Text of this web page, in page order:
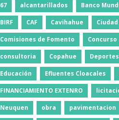
67 alcantarillados Banco
BIRF CAF Cavihahue
Comisiones de Fomento Concurso
consultoria Copahue Deportes
Educación Efluentes Cloacales
FINANCIAMIENTO EXTENRO
Neuquen obra pavimentacion